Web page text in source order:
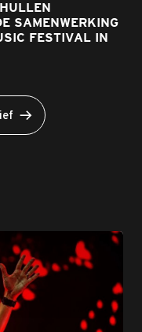
SAMENWERKING
FESTIVAL IN